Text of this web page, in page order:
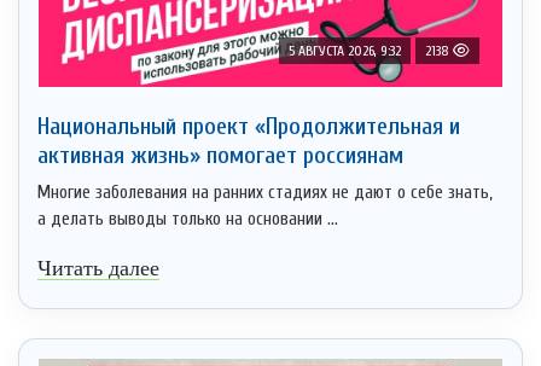
5 АВГУСТА 2026, 9:32 2138
Национальный проект «Продолжительная и
активная жизнь» помогает россиянам
Многие заболевания на ранних стадиях не дают о себе знать,
а делать выводы только на основании ...
Читать далее